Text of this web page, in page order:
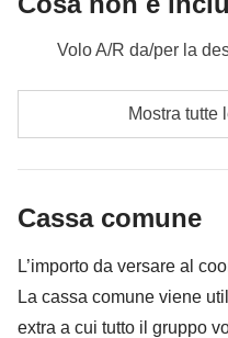
Volo A/R da/per la
pasti e bevande dove
infilare nello zaino :)
Tutto ciò che non è
Mostra tutte
Cassa comune
L’importo da versare al
La cassa comune viene
extra a cui tutto il gruppo